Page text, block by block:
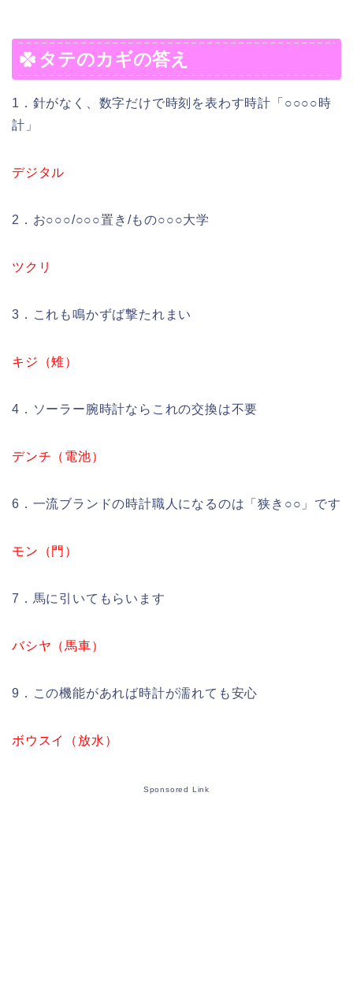
タテのカギの答え
1．針がなく、数字だけで時刻を表わす時計「○○○○時
計」
デジタル
2．お○○○/○○○置き/もの○○○大学
ツクリ
3．これも鳴かずば撃たれまい
キジ（雉）
4．ソーラー腕時計ならこれの交換は不要
デンチ（電池）
6．一流ブランドの時計職人になるのは「狭き○○」です
モン（門）
7．馬に引いてもらいます
バシヤ（馬車）
9．この機能があれば時計が濡れても安心
ボウスイ（放水）
Sponsored Link